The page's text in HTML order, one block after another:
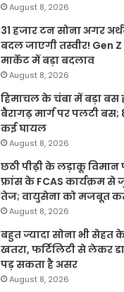
August 8, 2026
31 हजार टन सोना अगर
बदल जाएगी तस्वीर! Gen
मार्केट में बड़ा बदलाव
August 8, 2026
हिमाचल के चंबा में बड़ा बस
बैरागढ़ मार्ग पर पलटी बस;
कई घायल
August 8, 2026
छठी पीढ़ी के लड़ाकू विमान
फ्रांस के FCAS कार्यक्रम से
तेज; वायुसेना को मजबूत
August 8, 2026
बहुत ज्यादा सोना भी सेहत
खतरा, फर्टिलिटी से लेकर
पड़ सकता है असर
August 8, 2026